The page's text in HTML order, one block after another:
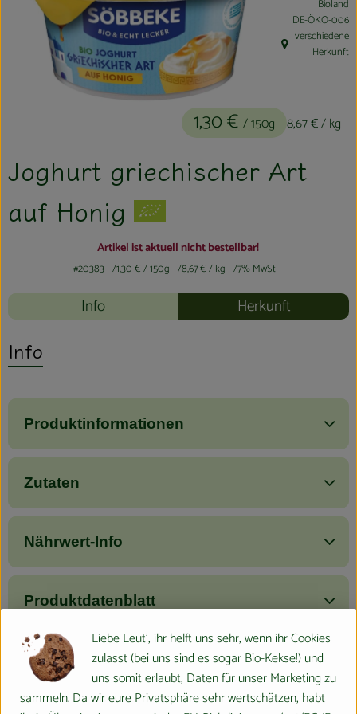
Kühltheke
Aktionen & Neues
Naturkost
So geht´s
Aktuelles
Veranstaltungen
Joghurt griechischer Art
auf Honig
1,30 € / 150g 8,67 €/ kg
Bioland
, Kontrollstelle:
DE-ÖKO-006
, Herkunft:
verschiedene
Herkunft
Artikel ist aktuell nicht bestellbar!
#20383 1,30 €/ 150g 8,67 €/ kg 7% MwSt
Info Herkunft
Info
Produktinformationen
Zutaten
Nährwert-Info
Produktdatenblatt
Herkunft
Liebe Leut', ihr helft uns sehr, wenn ihr Cookies
zulasst (bei uns sind es sogar Bio-Kekse!) und
uns somit erlaubt, Daten für unser Marketing zu
sammeln. Da wir eure Privatsphäre sehr wertschätzen, habt